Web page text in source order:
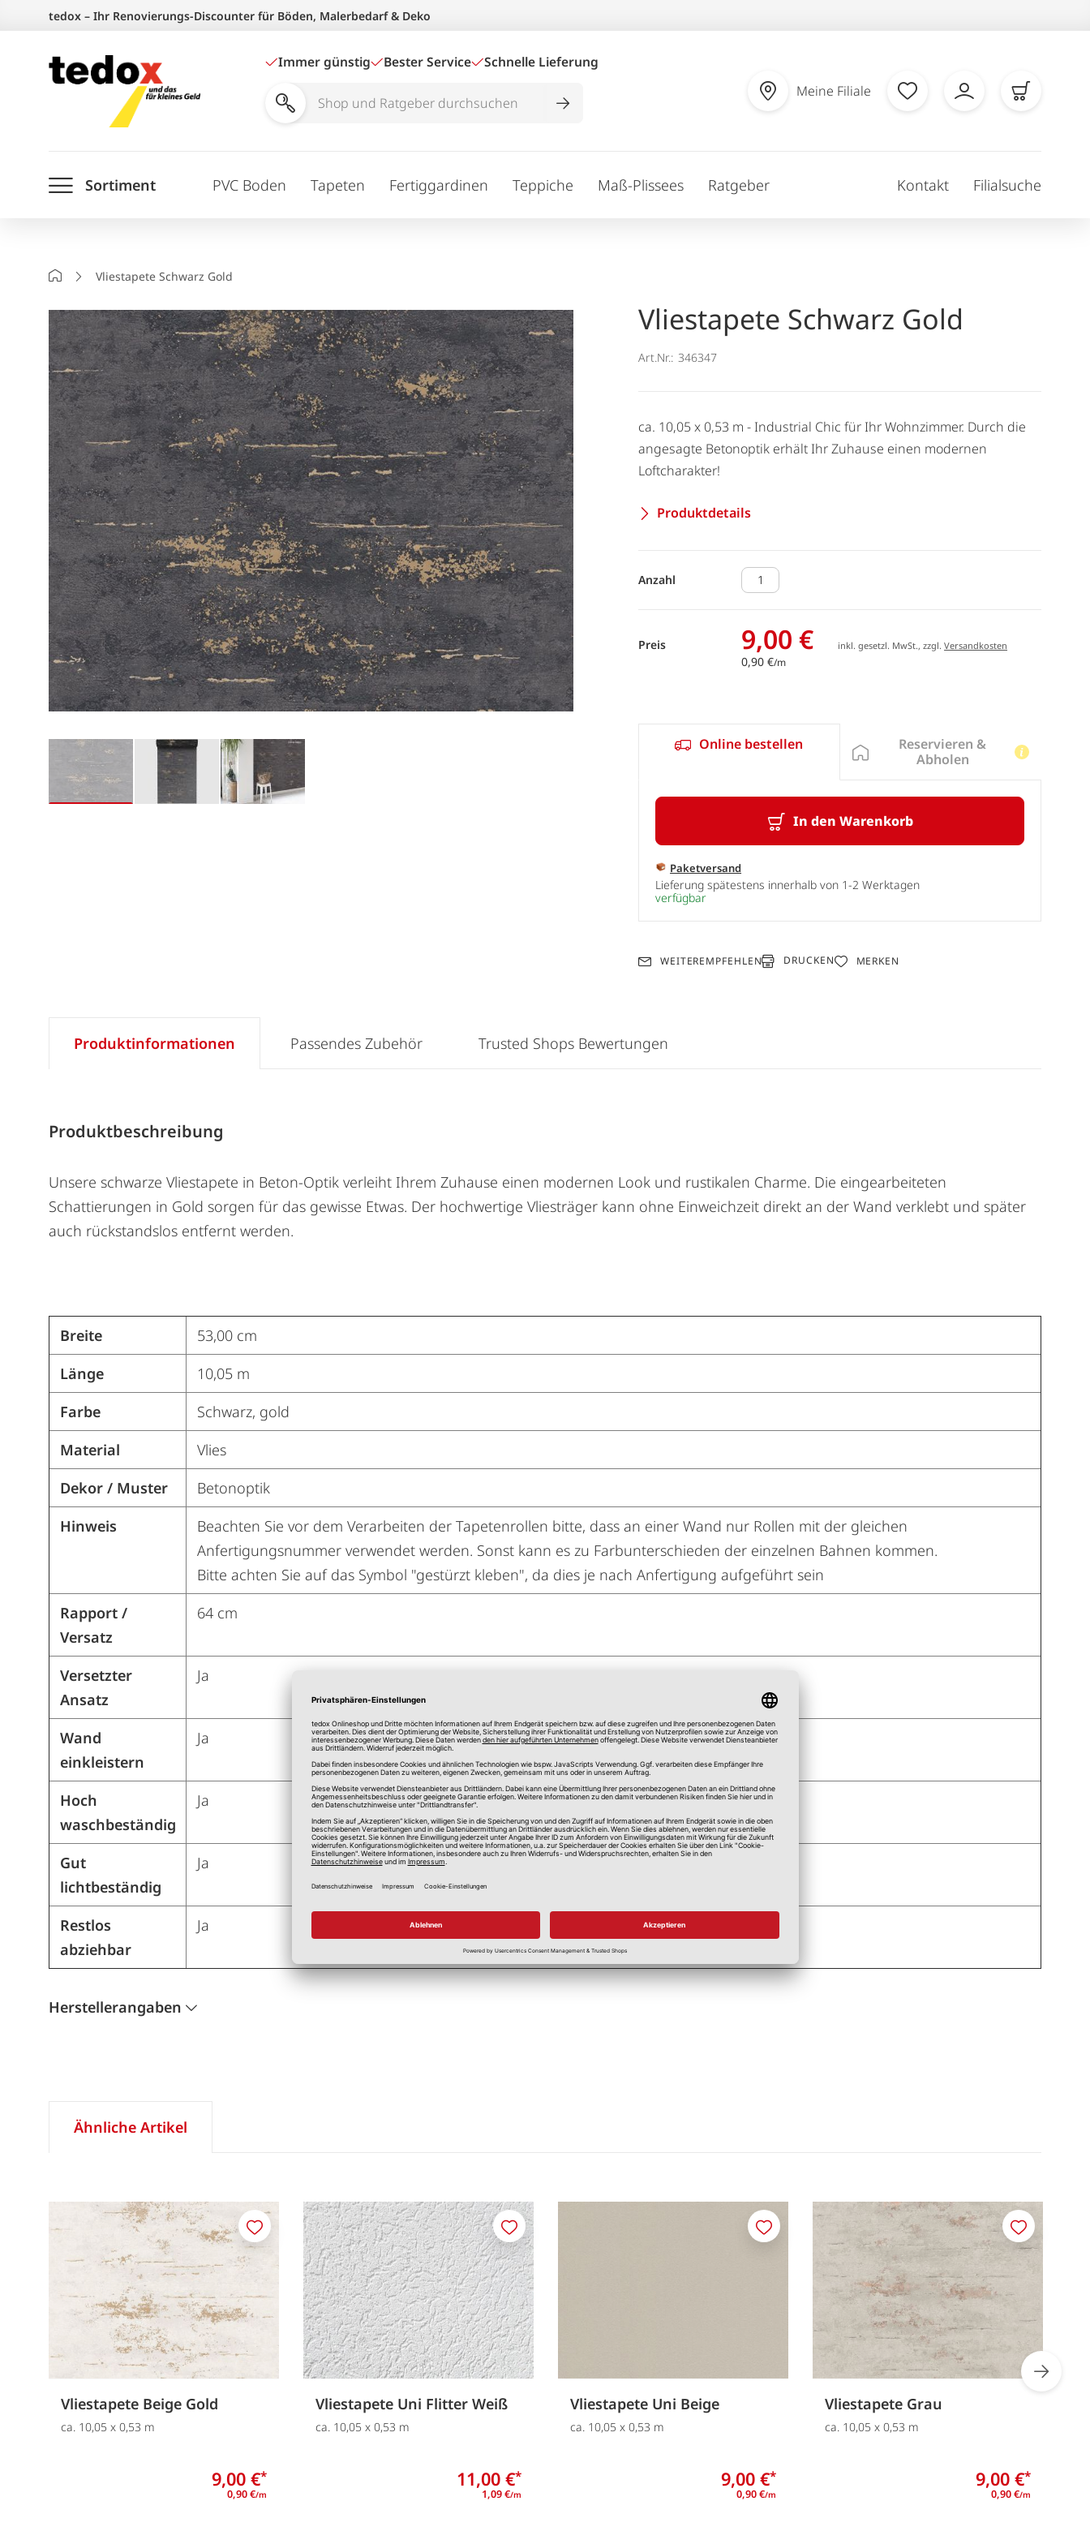
springen
tedox – Ihr Renovierungs-Discounter für Böden, Malerbedarf & Deko
Immer günstig Bester Service Schnelle Lieferung
Shop
durchsuchen
Meine Filiale
Sortiment PVC Boden Tapeten Fertiggardinen Teppiche Maß-Plissees Ratgeber Kontakt Filialsuche
StartseiteVliestapete Schwarz Gold
Vliestapete Schwarz Gold
Art.Nr.: 346347
ca. 10,05 x 0,53 m - Industrial Chic für Ihr Wohnzimmer. Durch die
angesagte Betonoptik erhält Ihr Zuhause einen modernen
Loftcharakter!
Produktdetails
Anzahl
Preis 9,00 €
0,90 €/m
inkl. gesetzl. MwSt., zzgl.Versandkosten
Online bestellen
In den Warenkorb
Paketversand
Lieferung spätestens innerhalb von 1-2 Werktagen
verfügbar
Reservieren &
Abholen
WEITEREMPFEHLEN DRUCKEN MERKEN
Produktinformationen
Produktbeschreibung
Unsere schwarze Vliestapete in Beton-Optik verleiht Ihrem Zuhause einen modernen Look und rustikalen Charme. Die eingearbeiteten
Schattierungen in Gold sorgen für das gewisse Etwas. Der hochwertige Vliesträger kann ohne Einweichzeit direkt an der Wand verklebt und später
auch rückstandslos entfernt werden.
Breite
53,00 cm
Länge
10,05 m
Farbe
Schwarz, gold
Material
Vlies
Dekor / Muster
Betonoptik
Hinweis
Beachten Sie vor dem Verarbeiten der Tapetenrollen bitte, dass an einer Wand nur Rollen mit der gleichen
Anfertigungsnummer verwendet werden. Sonst kann es zu Farbunterschieden der einzelnen Bahnen kommen.
Bitte achten Sie auf das Symbol "gestürzt kleben", da dies je nach Anfertigung aufgeführt sein
Rapport /
Versatz
64 cm
Versetzter
Ansatz
Ja
Wand
einkleistern
Ja
Hoch
waschbeständig
Ja
Gut
lichtbeständig
Ja
Restlos
abziehbar
Ja
Herstellerangaben
Passendes Zubehör Trusted Shops Bewertungen
Ähnliche Artikel
Vliestapete Beige Gold
ca. 10,05 x 0,53 m
9,00 €*
0,90 €/m
Merken
Vliestapete Uni Flitter Weiß
ca. 10,05 x 0,53 m
11,00 €*
1,09 €/m
Merken
Vliestapete Uni Beige
ca. 10,05 x 0,53 m
9,00 €*
0,90 €/m
Merken
Vliestapete Grau
ca. 10,05 x 0,53 m
9,00 €*
0,90 €/m
Merken